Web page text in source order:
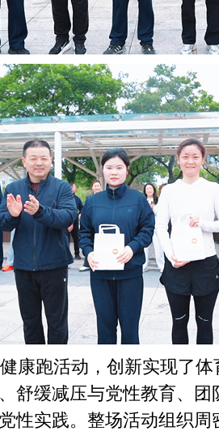
康跑活动，创新实现了
舒缓减压与党性教育、
性实践。整场活动组织